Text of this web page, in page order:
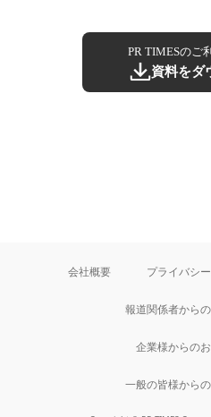
PR TIMESのご
資料をダ
会社概要 プライバシ
報道関係者から
企業様からの
一般の皆様から